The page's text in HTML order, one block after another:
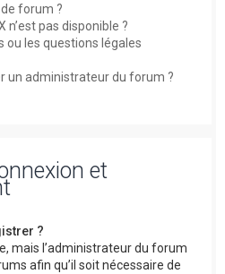
forum ?
n’est pas disponible ?
ou les questions légales
un administrateur du forum ?
et
?
mais l’administrateur du forum
afin qu’il soit nécessaire de